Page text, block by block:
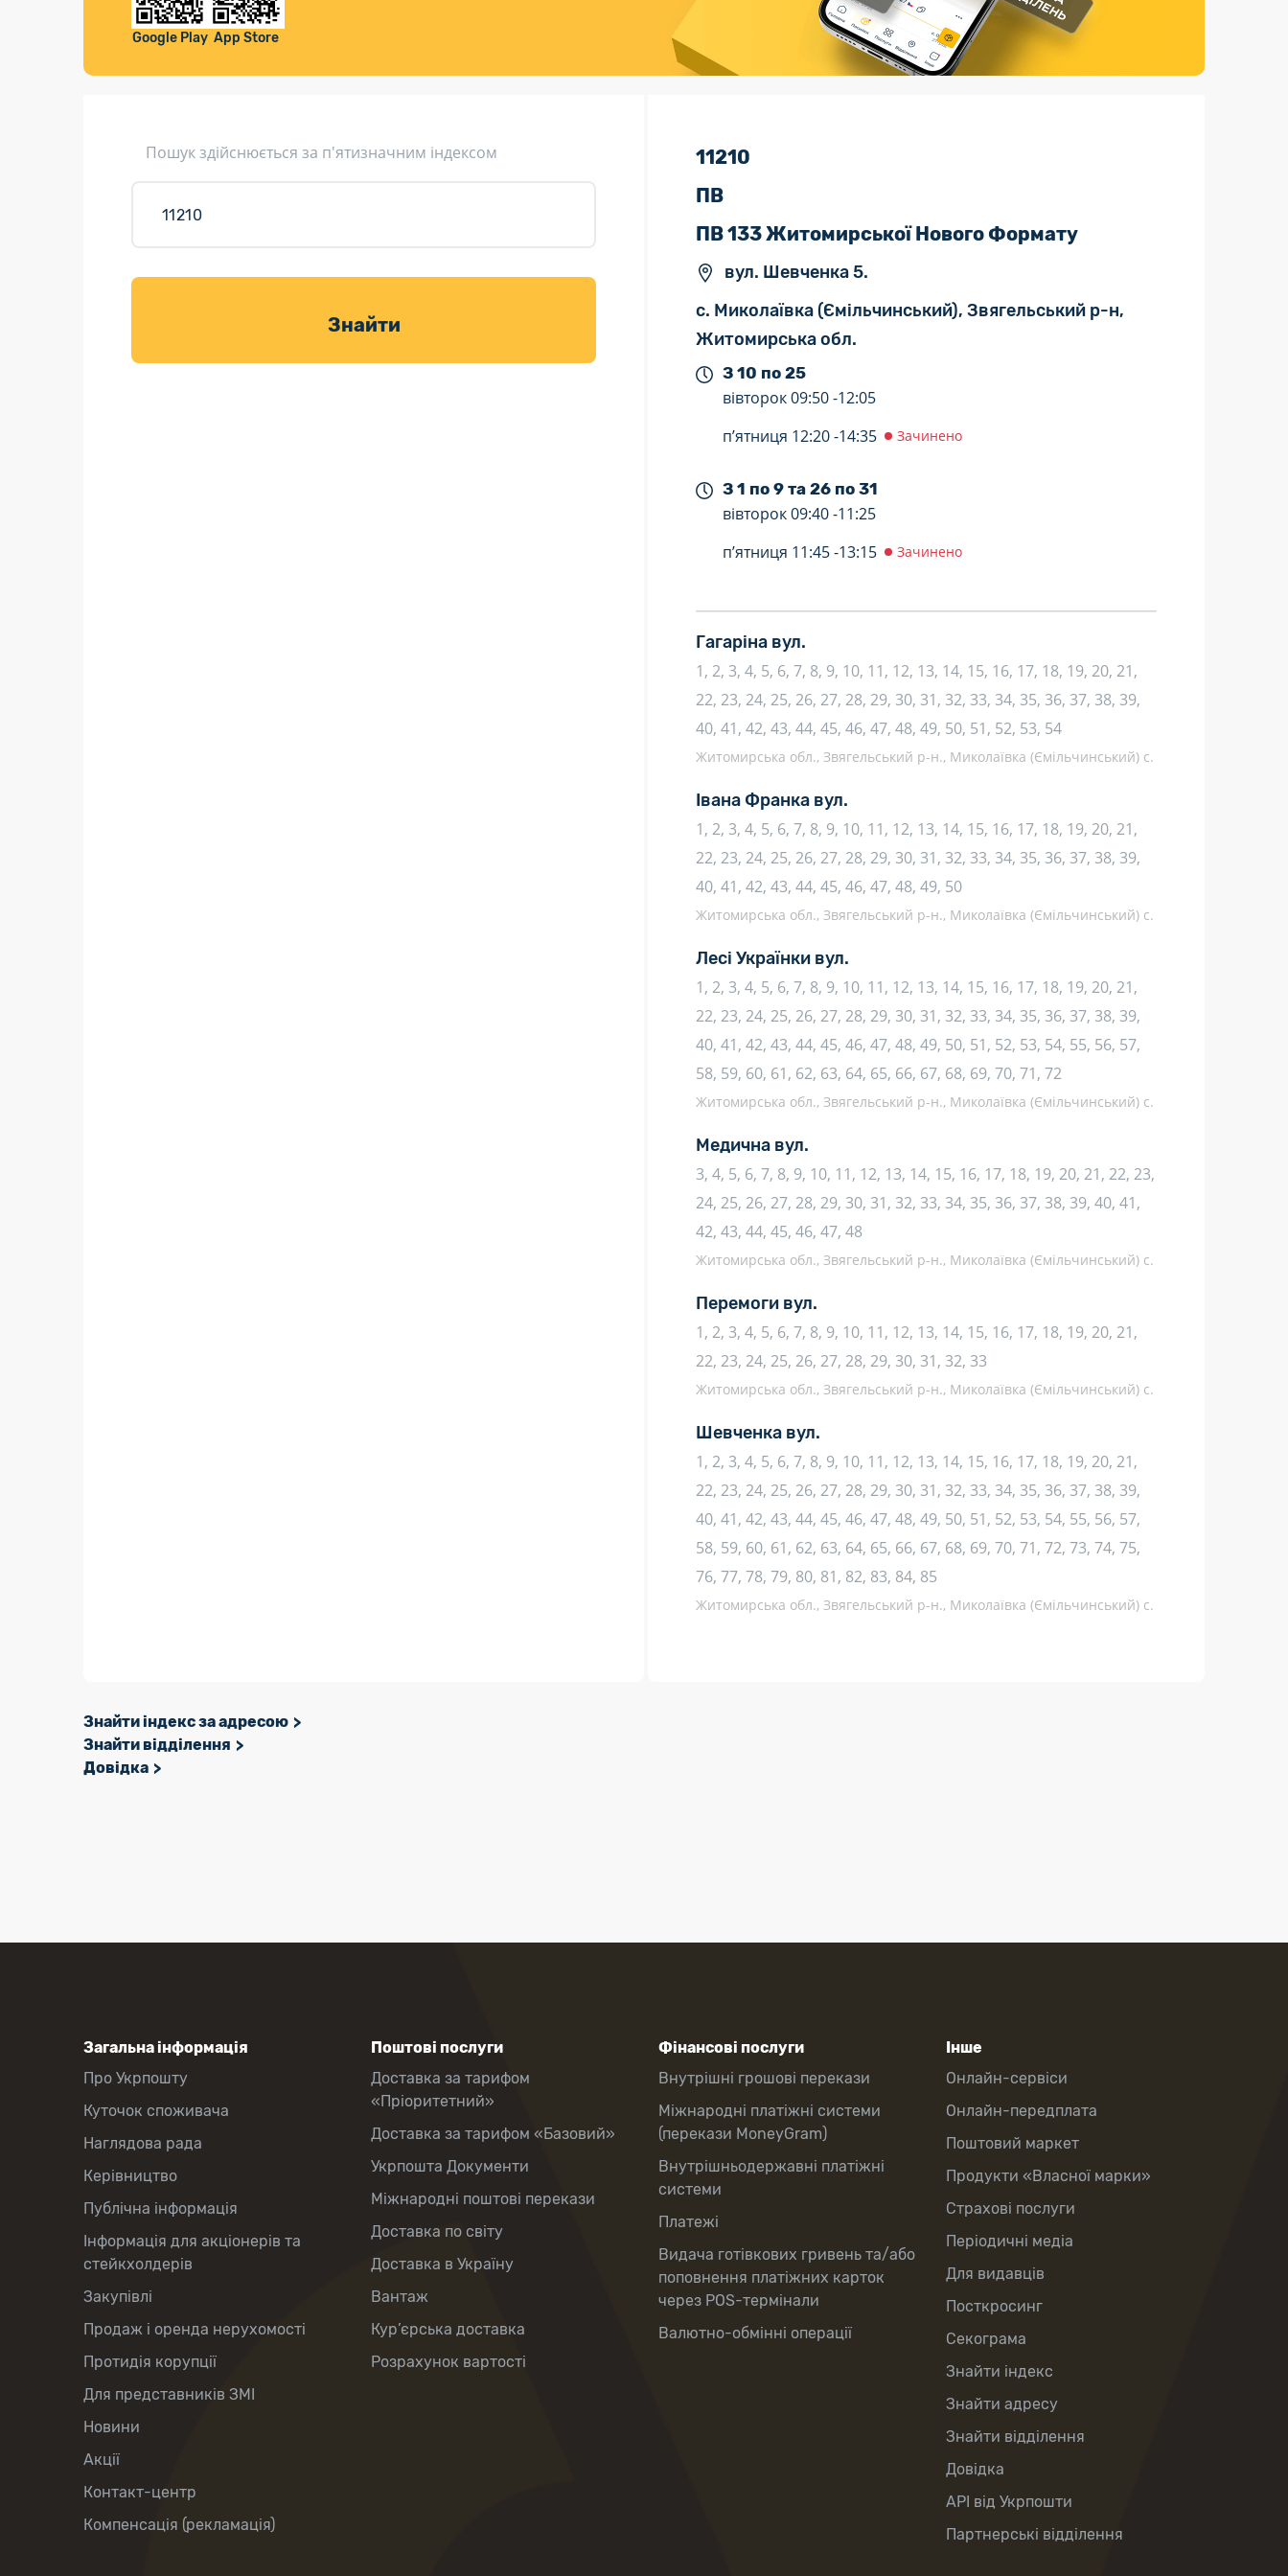
Листи та листівки
Доставка товарів для саду
Валютно-обмінні операції
Страхові послуги
Каталог «Укрпошта Маркет»
Google Play App Store
Пошук здійснюється за п'ятизначним індексом
Знайти
11210
ПВ
ПВ 133 Житомирської Нового Формату
вул. Шевченка 5.
с. Миколаївка (Ємільчинський), Звягельський р-н,
Житомирська обл.
З 10 по 25
вівторок09:50 -12:05
п’ятниця 12:20 -14:35 Зачинено
З 1 по 9 та 26 по 31
вівторок09:40 -11:25
п’ятниця 11:45 -13:15 Зачинено
Гагаріна вул.
1, 2, 3, 4, 5, 6, 7, 8, 9, 10, 11, 12, 13, 14, 15, 16, 17, 18, 19, 20, 21,
22, 23, 24, 25, 26, 27, 28, 29, 30, 31, 32, 33, 34, 35, 36, 37, 38, 39,
40, 41, 42, 43, 44, 45, 46, 47, 48, 49, 50, 51, 52, 53, 54
Житомирська обл., Звягельський р-н., Миколаївка (Ємільчинський) с.
Івана Франка вул.
1, 2, 3, 4, 5, 6, 7, 8, 9, 10, 11, 12, 13, 14, 15, 16, 17, 18, 19, 20, 21,
22, 23, 24, 25, 26, 27, 28, 29, 30, 31, 32, 33, 34, 35, 36, 37, 38, 39,
40, 41, 42, 43, 44, 45, 46, 47, 48, 49, 50
Житомирська обл., Звягельський р-н., Миколаївка (Ємільчинський) с.
Лесі Українки вул.
1, 2, 3, 4, 5, 6, 7, 8, 9, 10, 11, 12, 13, 14, 15, 16, 17, 18, 19, 20, 21,
22, 23, 24, 25, 26, 27, 28, 29, 30, 31, 32, 33, 34, 35, 36, 37, 38, 39,
40, 41, 42, 43, 44, 45, 46, 47, 48, 49, 50, 51, 52, 53, 54, 55, 56, 57,
58, 59, 60, 61, 62, 63, 64, 65, 66, 67, 68, 69, 70, 71, 72
Житомирська обл., Звягельський р-н., Миколаївка (Ємільчинський) с.
Медична вул.
3, 4, 5, 6, 7, 8, 9, 10, 11, 12, 13, 14, 15, 16, 17, 18, 19, 20, 21, 22, 23,
24, 25, 26, 27, 28, 29, 30, 31, 32, 33, 34, 35, 36, 37, 38, 39, 40, 41,
42, 43, 44, 45, 46, 47, 48
Житомирська обл., Звягельський р-н., Миколаївка (Ємільчинський) с.
Перемоги вул.
1, 2, 3, 4, 5, 6, 7, 8, 9, 10, 11, 12, 13, 14, 15, 16, 17, 18, 19, 20, 21,
22, 23, 24, 25, 26, 27, 28, 29, 30, 31, 32, 33
Житомирська обл., Звягельський р-н., Миколаївка (Ємільчинський) с.
Шевченка вул.
1, 2, 3, 4, 5, 6, 7, 8, 9, 10, 11, 12, 13, 14, 15, 16, 17, 18, 19, 20, 21,
22, 23, 24, 25, 26, 27, 28, 29, 30, 31, 32, 33, 34, 35, 36, 37, 38, 39,
40, 41, 42, 43, 44, 45, 46, 47, 48, 49, 50, 51, 52, 53, 54, 55, 56, 57,
58, 59, 60, 61, 62, 63, 64, 65, 66, 67, 68, 69, 70, 71, 72, 73, 74, 75,
76, 77, 78, 79, 80, 81, 82, 83, 84, 85
Житомирська обл., Звягельський р-н., Миколаївка (Ємільчинський) с.
Знайти індекс за адресою
Знайти відділення
Довідка
Загальна інформація
Про Укрпошту
Куточок споживача
Наглядова рада
Керівництво
Публічна інформація
Інформація для акціонерів та
стейкхолдерів
Закупівлі
Продаж і оренда нерухомості
Протидія корупції
Для представників ЗМІ
Новини
Акції
Контакт-центр
Компенсація (рекламація)
Поштові послуги
Доставка за тарифом
«Пріоритетний»
Доставка за тарифом «Базовий»
Укрпошта Документи
Міжнародні поштові перекази
Доставка по світу
Доставка в Україну
Вантаж
Кур’єрська доставка
Розрахунок вартості
Фінансові послуги
Внутрішні грошові перекази
Міжнародні платіжні системи
(перекази MoneyGram)
Внутрішньодержавні платіжні
системи
Платежі
Видача готівкових гривень та/або
поповнення платіжних карток
через POS-термінали
Валютно-обмінні операції
Інше
Онлайн-сервіси
Онлайн-передплата
Поштовий маркет
Продукти «Власної марки»
Страхові послуги
Періодичні медіа
Для видавців
Посткросинг
Секограма
Знайти індекс
Знайти адресу
Знайти відділення
Довідка
API від Укрпошти
Партнерські відділення